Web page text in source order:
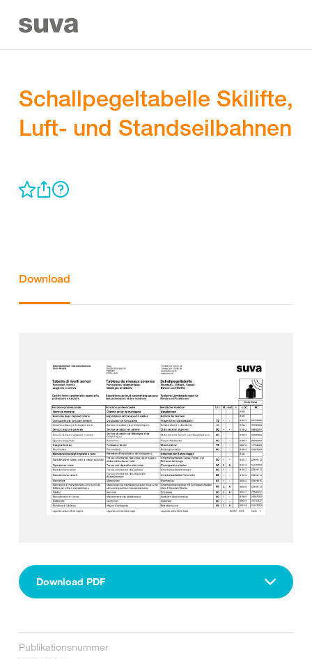
Schallpegeltabelle Skilifte,
Luft- und Standseilbahnen
Download
Download PDF
Publikationsnummer